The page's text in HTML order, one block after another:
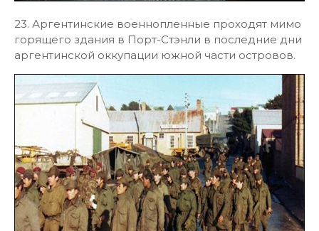
23. Аргентинские военнопленные проходят мимо
горящего здания в Порт-Стэнли в последние дни
аргентинской оккупации южной части островов.